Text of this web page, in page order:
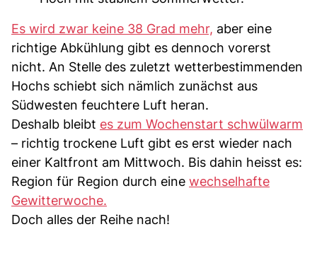
Es wird zwar keine 38 Grad mehr, aber eine
richtige Abkühlung gibt es dennoch vorerst
nicht. An Stelle des zuletzt wetterbestimmenden
Hochs schiebt sich nämlich zunächst aus
Südwesten feuchtere Luft heran.
Deshalb bleibt es zum Wochenstart schwülwarm
– richtig trockene Luft gibt es erst wieder nach
einer Kaltfront am Mittwoch. Bis dahin heisst es:
Region für Region durch eine wechselhafte
Gewitterwoche.
Doch alles der Reihe nach!